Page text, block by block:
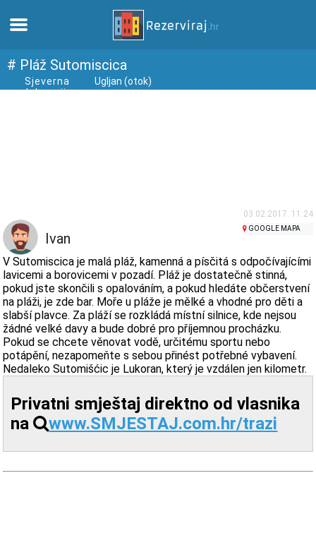
Domů
Webkamery
Seznamte se s Chorvatskem
Muzea
# Pláž Sutomiscica
Sjeverna
dalmacija
Ugljan (otok)
03.02.2017. 11:24
Ivan
GOOGLE MAPA
V Sutomiscica je malá pláž, kamenná a písčitá s odpočívajícími
lavicemi a borovicemi v pozadí. Pláž je dostatečně stinná,
pokud jste skončili s opalováním, a pokud hledáte občerstvení
na pláži, je zde bar. Moře u pláže je mělké a vhodné pro děti a
slabší plavce. Za pláží se rozkládá místní silnice, kde nejsou
žádné velké davy a bude dobré pro příjemnou procházku.
Pokud se chcete věnovat vodě, určitému sportu nebo
potápění, nezapomeňte s sebou přinést potřebné vybavení.
Nedaleko Sutomišćic je Lukoran, který je vzdálen jen kilometr.
Privatni smještaj direktno od vlasnika
na
www.SMJESTAJ.com.hr/trazi